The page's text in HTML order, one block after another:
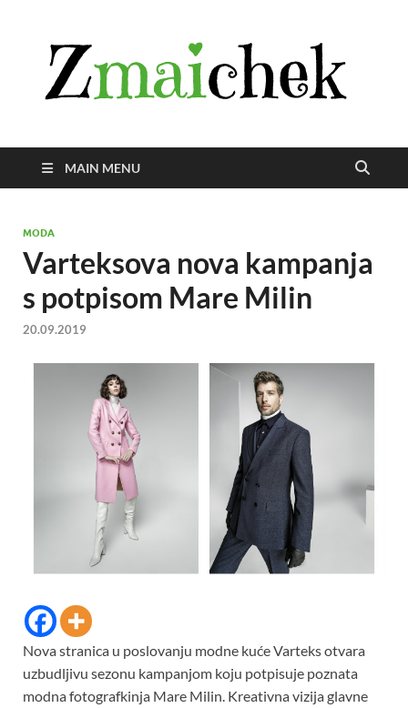
MAIN MENU
MODA
Varteksova nova kampanja
s potpisom Mare Milin
20.09.2019
Nova stranica u poslovanju modne kuće Varteks otvara
uzbudljivu sezonu kampanjom koju potpisuje poznata
modna fotografkinja Mare Milin. Kreativna vizija glavne